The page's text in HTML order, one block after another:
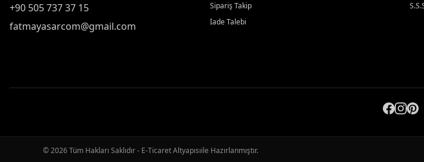
+90 505 737 37 15
fatmayasarcom@gmail.com
Sipariş Takip
İade Talebi
© 2026 Tüm Hakları Saklıdır - E-Ticaret Altyapısıile Hazırlanmıştır.